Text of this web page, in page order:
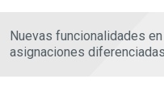
Nuevas funcionalidades
asignaciones